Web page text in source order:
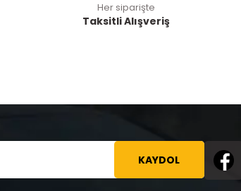
Her siparişte
Taksitli Alışveriş
KAYDOL